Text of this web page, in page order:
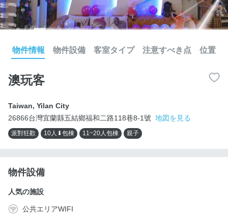
物件情報 物件設備 客室タイプ 注意すべき点 位置
澳玩客
Taiwan, Yilan City
26866台灣宜蘭縣五結鄉福和二路118巷8-1號 地図を見る
派對狂歡 10人⬇包棟 11~20人包棟 親子
物件設備
人気の施設
公共エリアWIFI